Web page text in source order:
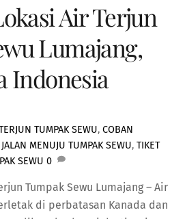
Air Terjun
Lumajang,
Indonesia
TUMPAK SEWU,COBAN
JALAN MENUJU TUMPAK SEWU,TIKET
SEWU 0
Tumpak Sewu Lumajang – Air
di perbatasan Kanada dan